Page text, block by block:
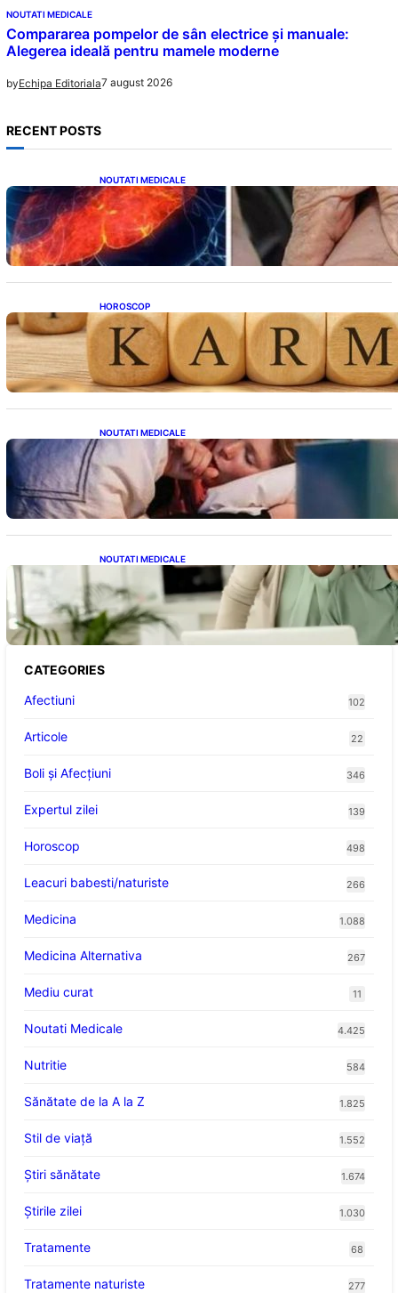
NOUTATI MEDICALE
Compararea pompelor de sân electrice și manuale:
Alegerea ideală pentru mamele moderne
byEchipa Editoriala7 august 2026
RECENT POSTS
NOUTATI MEDICALE
Ficatul Gras: Semnalul Ușor Ignorat de la
Picioare și Importanța Diagnosticării Timpurii
HOROSCOP
Eclipsa și Karma: Impactul Emoțional Asupra
Zodiilor Leu și Vărsător
NOUTATI MEDICALE
Tusea seacă nocturnă: Semnale importante
despre sănătatea inimii tale
NOUTATI MEDICALE
Sprijin financiar pentru pensionari: Ce
înseamnă ajutoarele de până la 500 de lei în
2026
CATEGORIES
Afectiuni
102
Articole 22
Boli și Afecțiuni 346
Expertul zilei 139
Horoscop 498
Leacuri babesti/naturiste 266
Medicina 1.088
Medicina Alternativa 267
Mediu curat 11
Noutati Medicale 4.425
Nutritie 584
Sănătate de la A la Z 1.825
Stil de viaţă 1.552
Ştiri sănătate 1.674
Știrile zilei 1.030
Tratamente 68
Tratamente naturiste 277